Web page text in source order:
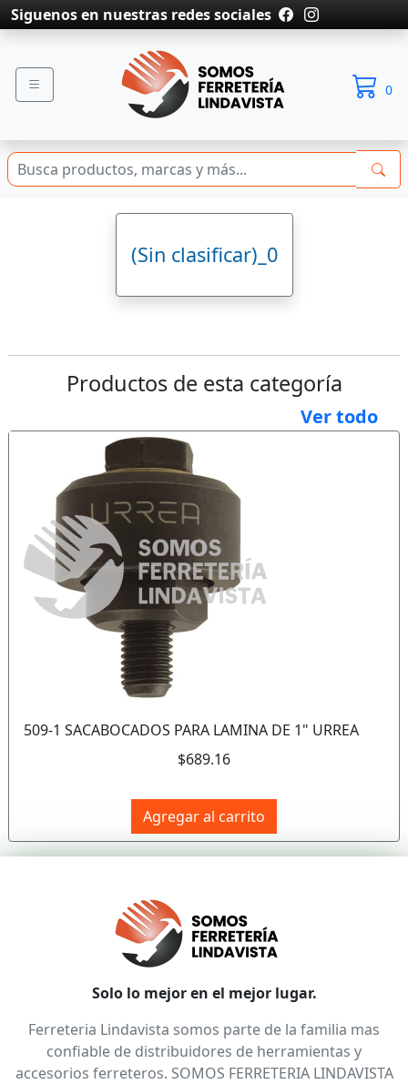
Siguenos en nuestras redes sociales
0
(Sin clasificar)_0
Productos de esta categoría
Ver todo
509-1 SACABOCADOS PARA LAMINA DE 1" URREA
$689.16
Agregar al carrito
Solo lo mejor en el mejor lugar.
Ferreteria Lindavista somos parte de la familia mas
confiable de distribuidores de herramientas y
accesorios ferreteros. SOMOS FERRETERIA LINDAVISTA